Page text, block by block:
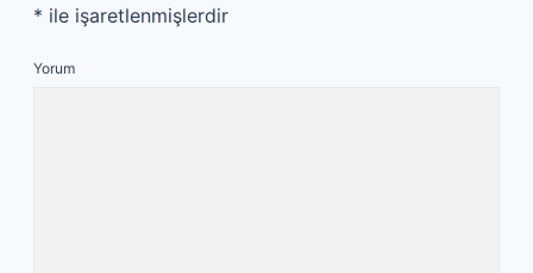
* ile işaretlenmişlerdir
Yorum